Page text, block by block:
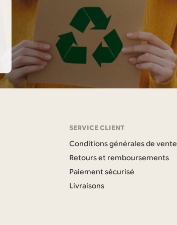
SERVICE CLIENT
Conditions générales de vente
Retours et remboursements
Paiement sécurisé
Livraisons